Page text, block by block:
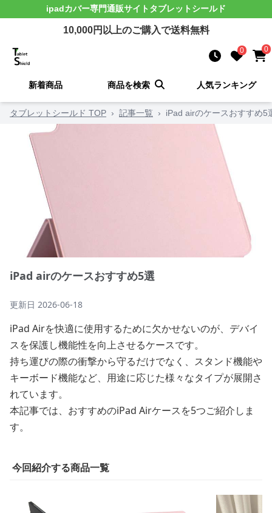
ipadカバー専門通販サイト タブレットシールド
10,000円以上のご購入で送料無料
0 0
新着商品 商品を検索 人気ランキング
タブレットシールド TOP › 記事一覧 › iPad airのケースおすすめ5
iPad airのケースおすすめ5選
更新日 2026-06-18
iPad Airを快適に使用するために欠かせないのが、デバイ
スを保護し機能性を向上させるケースです。
持ち運びの際の衝撃から守るだけでなく、スタンド機能や
キーボード機能など、用途に応じた様々なタイプが展開さ
れています。
本記事では、おすすめのiPad Airケースを5つご紹介しま
す。
今回紹介する商品一覧